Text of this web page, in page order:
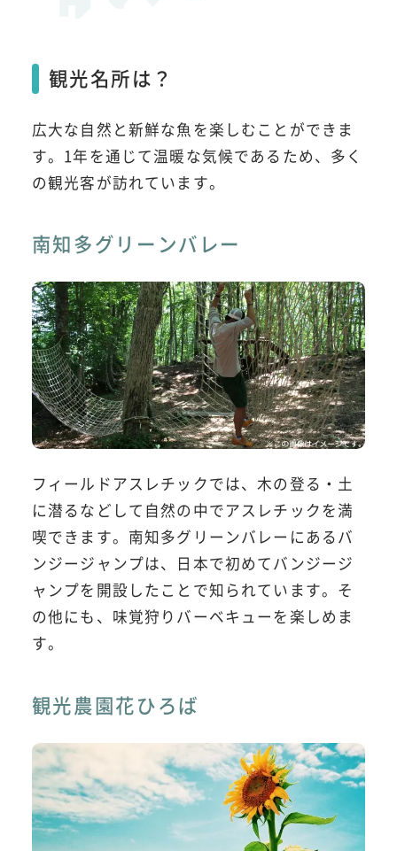
観光名所は？
広大な自然と新鮮な魚を楽しむことができま
す。1年を通じて温暖な気候であるため、多く
の観光客が訪れています。
南知多グリーンバレー
フィールドアスレチックでは、木の登る・土
に潜るなどして自然の中でアスレチックを満
喫できます。南知多グリーンバレーにあるバ
ンジージャンプは、日本で初めてバンジージ
ャンプを開設したことで知られています。そ
の他にも、味覚狩りバーベキューを楽しめま
す。
観光農園花ひろば